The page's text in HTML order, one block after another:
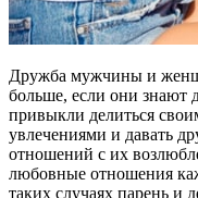
Дружба мужчины и
больше, если они знают
привыкли делиться
увлечениями и давать
отношений с их
любовные отношения
таких случаях парень и